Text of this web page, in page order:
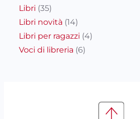
Libri (35)
Libri novità (14)
Libri per ragazzi (4)
Voci di libreria (6)